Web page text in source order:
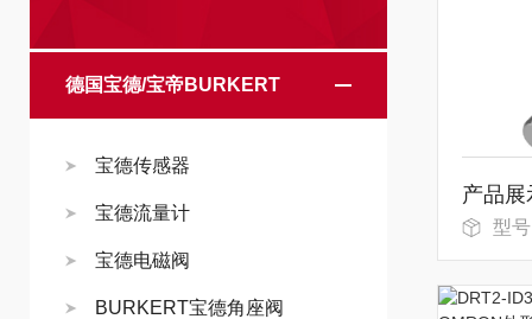
德国宝德/宝帝BURKERT
宝德传感器
宝德流量计
宝德电磁阀
BURKERT宝德角座阀
型号：